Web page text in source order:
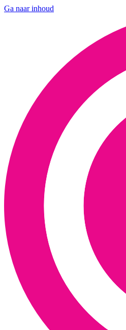
Ga naar inhoud